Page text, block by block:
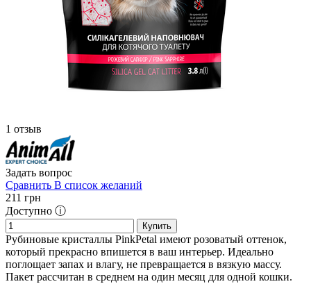
1 отзыв
Задать вопрос
Сравнить В список желаний
211 грн
Доступно ⓘ
Купить
Рубиновые кристаллы PinkPetal имеют розоватый оттенок,
который прекрасно впишется в ваш интерьер. Идеально
поглощает запах и влагу, не превращается в вязкую массу.
Пакет рассчитан в среднем на один месяц для одной кошки.